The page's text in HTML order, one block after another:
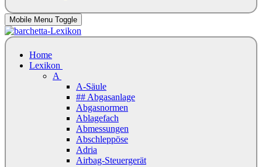
Mobile Menu Toggle
Home
Lexikon
A
A-Säule
## Abgasanlage
Abgasnormen
Ablagefach
Abmessungen
Abschleppöse
Adria
Airbag-Steuergerät